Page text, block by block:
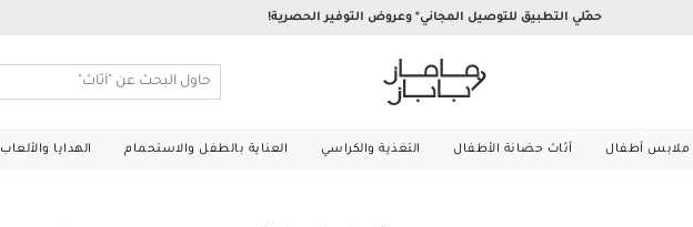
حمّلي التطبيق للتوصيل المجاني* وعروض التوفير الحصرية!
ملابس أطفال أثاث حضانة الأطفال التغذية والكراسي العناية بالطفل والاستحمام الهدايا والألعاب